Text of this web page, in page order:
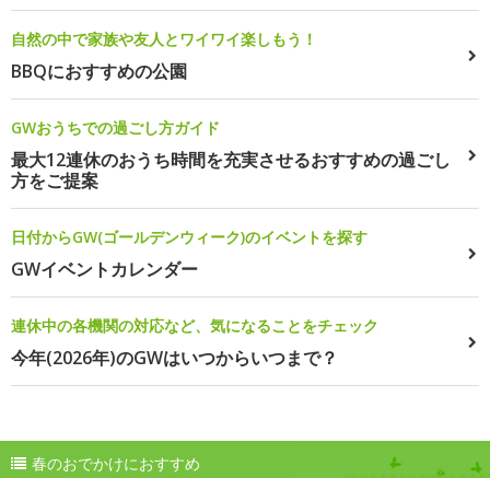
自然の中で家族や友人とワイワイ楽しもう！
BBQにおすすめの公園
GWおうちでの過ごし方ガイド
最大12連休のおうち時間を充実させるおすすめの過ごし
方をご提案
日付からGW(ゴールデンウィーク)のイベントを探す
GWイベントカレンダー
連休中の各機関の対応など、気になることをチェック
今年(2026年)のGWはいつからいつまで？
春のおでかけにおすすめ